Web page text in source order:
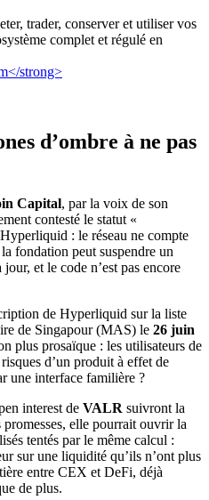
trader, conserver et utiliser vos
complet et régulé en
d’ombre à ne pas
Capital, par la voix de son
contesté le statut «
: le réseau ne compte
fondation peut suspendre un
et le code n’est pas encore
de Hyperliquid sur la liste
de Singapour (MAS) le 26 juin
plus prosaïque : les utilisateurs de
d’un produit à effet de
une interface familière ?
interest de VALR suivront la
elle pourrait ouvrir la
tentés par le même calcul :
sur une liquidité qu’ils n’ont plus
entre CEX et DeFi, déjà
de plus.